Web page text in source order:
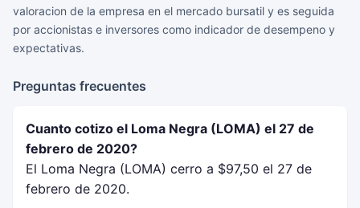
valoracion de la empresa en el mercado bursatil y es seguida
por accionistas e inversores como indicador de desempeno y
expectativas.
Preguntas frecuentes
Cuanto cotizo el Loma Negra (LOMA) el 27 de
febrero de 2020?
El Loma Negra (LOMA) cerro a $97,50 el 27 de
febrero de 2020.